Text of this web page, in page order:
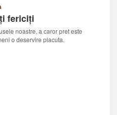
fericiți
noastre, a caror pret este
o deservire placuta.